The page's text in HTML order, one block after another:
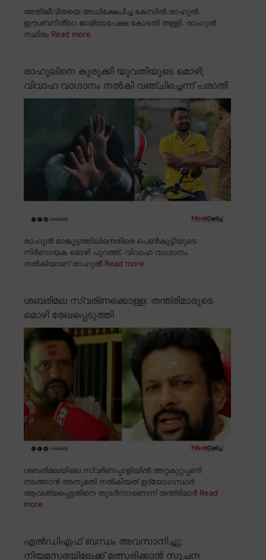
അതിജീവിതയെ അധിക്ഷേപിച്ച കേസിൽ രാഹുൽ
ഈശ്വറിൻ്റെ ജാമ്യാപേക്ഷ കോടതി തള്ളി. രാഹുൽ
സ്ഥിരം Read more
രാഹുലിനെ കുരുക്കി യുവതിയുടെ മൊഴി;
വിവാഹ വാഗ്ദാനം നൽകി വഞ്ചിച്ചെന്ന് പരാതി
രാഹുൽ മാങ്കൂട്ടത്തിലിനെതിരെ പെൺകുട്ടിയുടെ
നിർണായക മൊഴി പുറത്ത്. വിവാഹ വാഗ്ദാനം
നൽകിയാണ് രാഹുൽ Read more
ശബരിമല സ്വര്ണക്കൊള്ള: തന്ത്രിമാരുടെ
മൊഴി രേഖപ്പെടുത്തി
ശബരിമലയിലെ സ്വർണപ്പാളിയിൽ അറ്റകുറ്റപ്പണി
നടത്താൻ അനുമതി നൽകിയത് ഉദ്യോഗസ്ഥർ
ആവശ്യപ്പെട്ടതിനെ തുടർന്നാണെന്ന് തന്ത്രിമാർ Read
more
എൽഡിഎഫ് ബന്ധം അവസാനിച്ചു;
നിയമസഭയിലേക്ക് മത്സരിക്കാൻ സൂചന